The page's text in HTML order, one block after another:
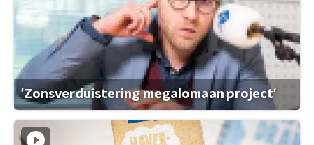
'Zonsverduistering megalomaan project'